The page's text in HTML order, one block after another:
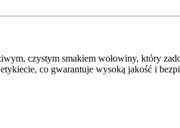
czystym smakiem wołowiny, który
co gwarantuje wysoką jakość i